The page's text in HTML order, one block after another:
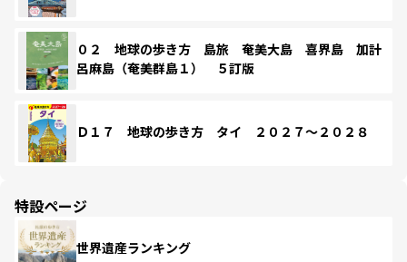
０２ 地球の歩き方 島旅 奄美大島 喜界島 加計
呂麻島（奄美群島１） ５訂版
Ｄ１７ 地球の歩き方 タイ ２０２７～２０２８
特設ページ
世界遺産ランキング